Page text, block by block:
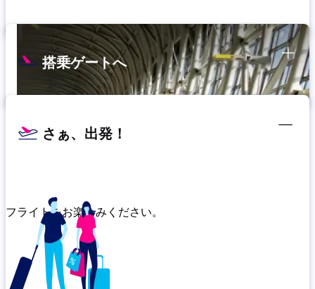
搭乗ゲートへ
さぁ、出発！
フライトをお楽しみください。